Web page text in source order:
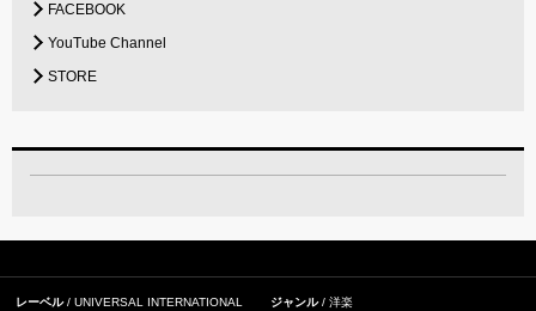
FACEBOOK
YouTube Channel
STORE
レーベル UNIVERSAL INTERNATIONAL ジャンル 洋楽